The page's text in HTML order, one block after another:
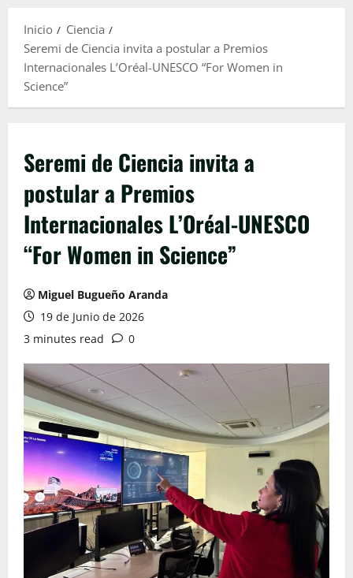
Inicio
Ciencia
Seremi de Ciencia invita a postular a Premios
Internacionales L’Oréal-UNESCO “For Women in
Science”
Seremi de Ciencia invita a
postular a Premios
Internacionales L’Oréal-UNESCO
“For Women in Science”
Miguel Bugueño Aranda
19 de Junio de 2026
3 minutes read
0